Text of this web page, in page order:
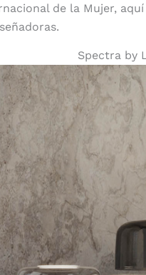
de la Mujer,
Spectra by